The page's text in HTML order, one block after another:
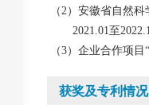
（2）安徽省自然
2021.01至
（3） 企业合作项目 “
获奖及专利情况